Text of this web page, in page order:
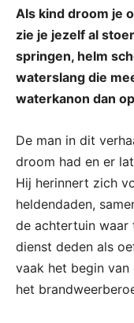
Als kind droom je
zie je jezelf al
springen, helm
waterslang die
waterkanon dan
De man in dit
droom had en er
Hij herinnert zich
heldendaden,
de achtertuin waar
dienst deden als
vaak het begin
het